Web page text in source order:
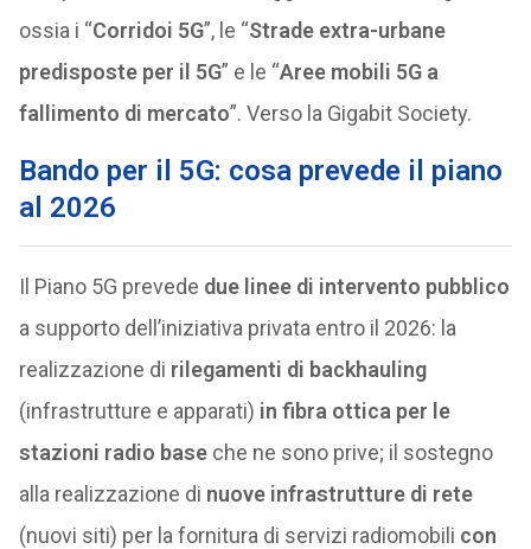
ossia i “Corridoi 5G”, le “Strade extra-urbane
predisposte per il 5G” e le “Aree mobili 5G a
fallimento di mercato”. Verso la Gigabit Society.
Bando per il 5G: cosa prevede il piano
al 2026
Il Piano 5G prevede due linee di intervento pubblico
a supporto dell’iniziativa privata entro il 2026: la
realizzazione di rilegamenti di backhauling
(infrastrutture e apparati) in fibra ottica per le
stazioni radio baseche ne sono prive; il sostegno
alla realizzazione di nuove infrastrutture di rete
(nuovi siti) per la fornitura di servizi radiomobili con